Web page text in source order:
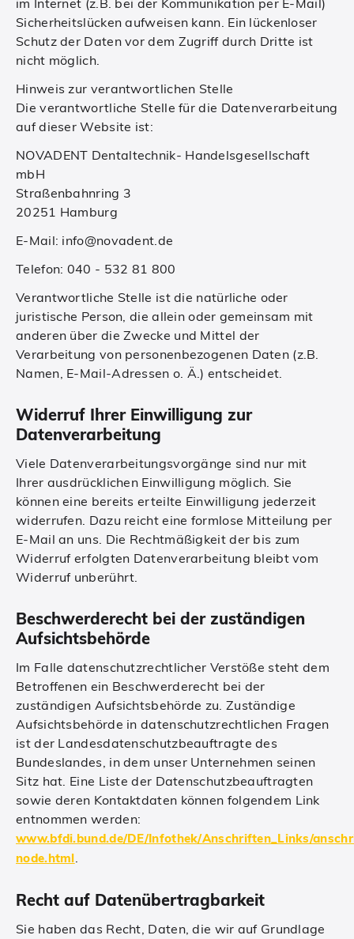
im Internet (z.B. bei der Kommunikation per E-Mail)
Sicherheitslücken aufweisen kann. Ein lückenloser
Schutz der Daten vor dem Zugriff durch Dritte ist
nicht möglich.
Hinweis zur verantwortlichen Stelle
Die verantwortliche Stelle für die Datenverarbeitung
auf dieser Website ist:
NOVADENT Dentaltechnik- Handelsgesellschaft
mbH
Straßenbahnring 3
20251 Hamburg
E-Mail: info@novadent.de
Telefon: 040 - 532 81 800
Verantwortliche Stelle ist die natürliche oder
juristische Person, die allein oder gemeinsam mit
anderen über die Zwecke und Mittel der
Verarbeitung von personenbezogenen Daten (z.B.
Namen, E-Mail-Adressen o. Ä.) entscheidet.
Widerruf Ihrer Einwilligung zur
Datenverarbeitung
Viele Datenverarbeitungsvorgänge sind nur mit
Ihrer ausdrücklichen Einwilligung möglich. Sie
können eine bereits erteilte Einwilligung jederzeit
widerrufen. Dazu reicht eine formlose Mitteilung per
E-Mail an uns. Die Rechtmäßigkeit der bis zum
Widerruf erfolgten Datenverarbeitung bleibt vom
Widerruf unberührt.
Beschwerderecht bei der zuständigen
Aufsichtsbehörde
Im Falle datenschutzrechtlicher Verstöße steht dem
Betroffenen ein Beschwerderecht bei der
zuständigen Aufsichtsbehörde zu. Zuständige
Aufsichtsbehörde in datenschutzrechtlichen Fragen
ist der Landesdatenschutzbeauftragte des
Bundeslandes, in dem unser Unternehmen seinen
Sitz hat. Eine Liste der Datenschutzbeauftragten
sowie deren Kontaktdaten können folgendem Link
entnommen werden:
www.bfdi.bund.de/DE/Infothek/Anschriften_Links/
node.html.
Recht auf Datenübertragbarkeit
Sie haben das Recht, Daten, die wir auf Grundlage